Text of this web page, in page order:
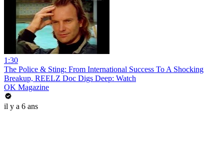
1:30
The Police & Sting: From International Success To A Shocking
Breakup, REELZ Doc Digs Deep: Watch
OK Magazine
il y a 6 ans